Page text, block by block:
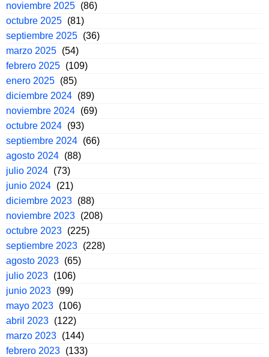
noviembre 2025 (86)
octubre 2025 (81)
septiembre 2025 (36)
marzo 2025 (54)
febrero 2025 (109)
enero 2025 (85)
diciembre 2024 (89)
noviembre 2024 (69)
octubre 2024 (93)
septiembre 2024 (66)
agosto 2024 (88)
julio 2024 (73)
junio 2024 (21)
diciembre 2023 (88)
noviembre 2023 (208)
octubre 2023 (225)
septiembre 2023 (228)
agosto 2023 (65)
julio 2023 (106)
junio 2023 (99)
mayo 2023 (106)
abril 2023 (122)
marzo 2023 (144)
febrero 2023 (133)